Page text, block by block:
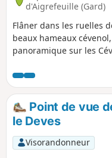
d'Aigrefeuille (Gard)
Flâner dans les ruelles
beaux hameaux
panoramique sur les
nécessitant de faire
peuvent être dangereux
Point de vue
le Deves
Visorandonneur